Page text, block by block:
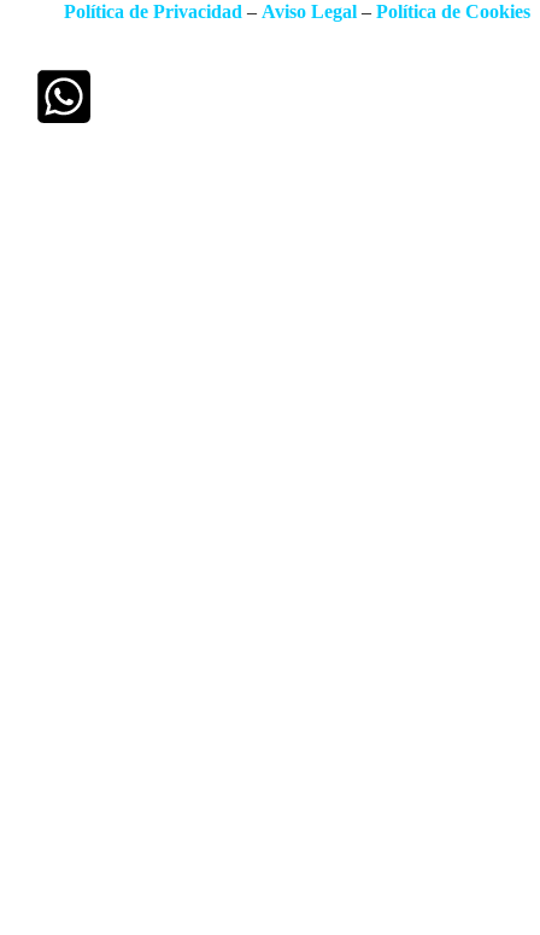
Política de Privacidad – Aviso Legal – Política de Cookies